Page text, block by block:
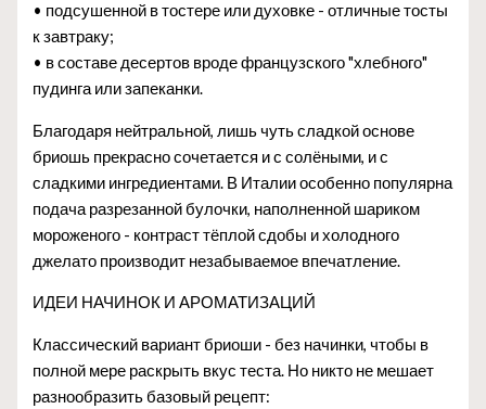
• подсушенной в тостере или духовке - отличные тосты
к завтраку;
• в составе десертов вроде французского "хлебного"
пудинга или запеканки.
Благодаря нейтральной, лишь чуть сладкой основе
бриошь прекрасно сочетается и с солёными, и с
сладкими ингредиентами. В Италии особенно популярна
подача разрезанной булочки, наполненной шариком
мороженого - контраст тёплой сдобы и холодного
джелато производит незабываемое впечатление.
ИДЕИ НАЧИНОК И АРОМАТИЗАЦИЙ
Классический вариант бриоши - без начинки, чтобы в
полной мере раскрыть вкус теста. Но никто не мешает
разнообразить базовый рецепт: